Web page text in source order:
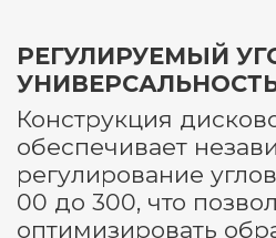
РЕГУЛИРУЕМЫЙ
Конструкция
обеспечивает
регулирование
00 до 300, что
оптимизировать